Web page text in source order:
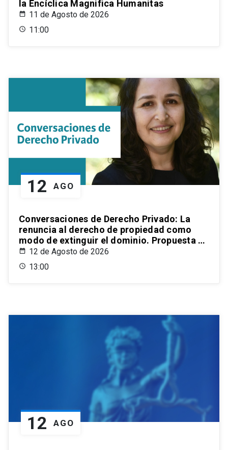
la Encíclica Magnifica Humanitas
11 de Agosto de 2026
11:00
12 AGO
Conversaciones de Derecho Privado: La
renuncia al derecho de propiedad como
modo de extinguir el dominio. Propuesta de
un estatuto para el ordenamiento civil
chileno
12 de Agosto de 2026
13:00
12 AGO